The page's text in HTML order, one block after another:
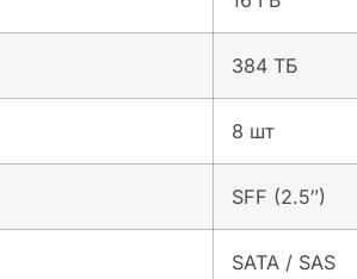
384 ТБ
8 шт
SFF (2.5″)
SATA / SAS